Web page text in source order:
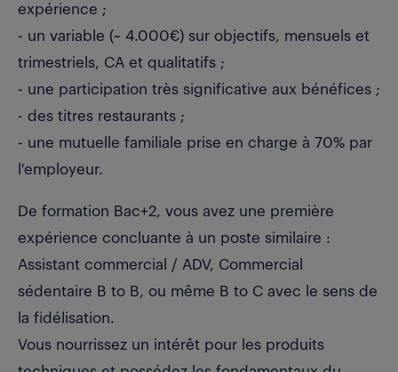
expérience ;
- un variable (~ 4.000€) sur objectifs, mensuels et
trimestriels, CA et qualitatifs ;
- une participation très significative aux bénéfices ;
- des titres restaurants ;
- une mutuelle familiale prise en charge à 70% par
l'employeur.
De formation Bac+2, vous avez une première
expérience concluante à un poste similaire :
Assistant commercial / ADV, Commercial
sédentaire B to B, ou même B to C avec le sens de
la fidélisation.
Vous nourrissez un intérêt pour les produits